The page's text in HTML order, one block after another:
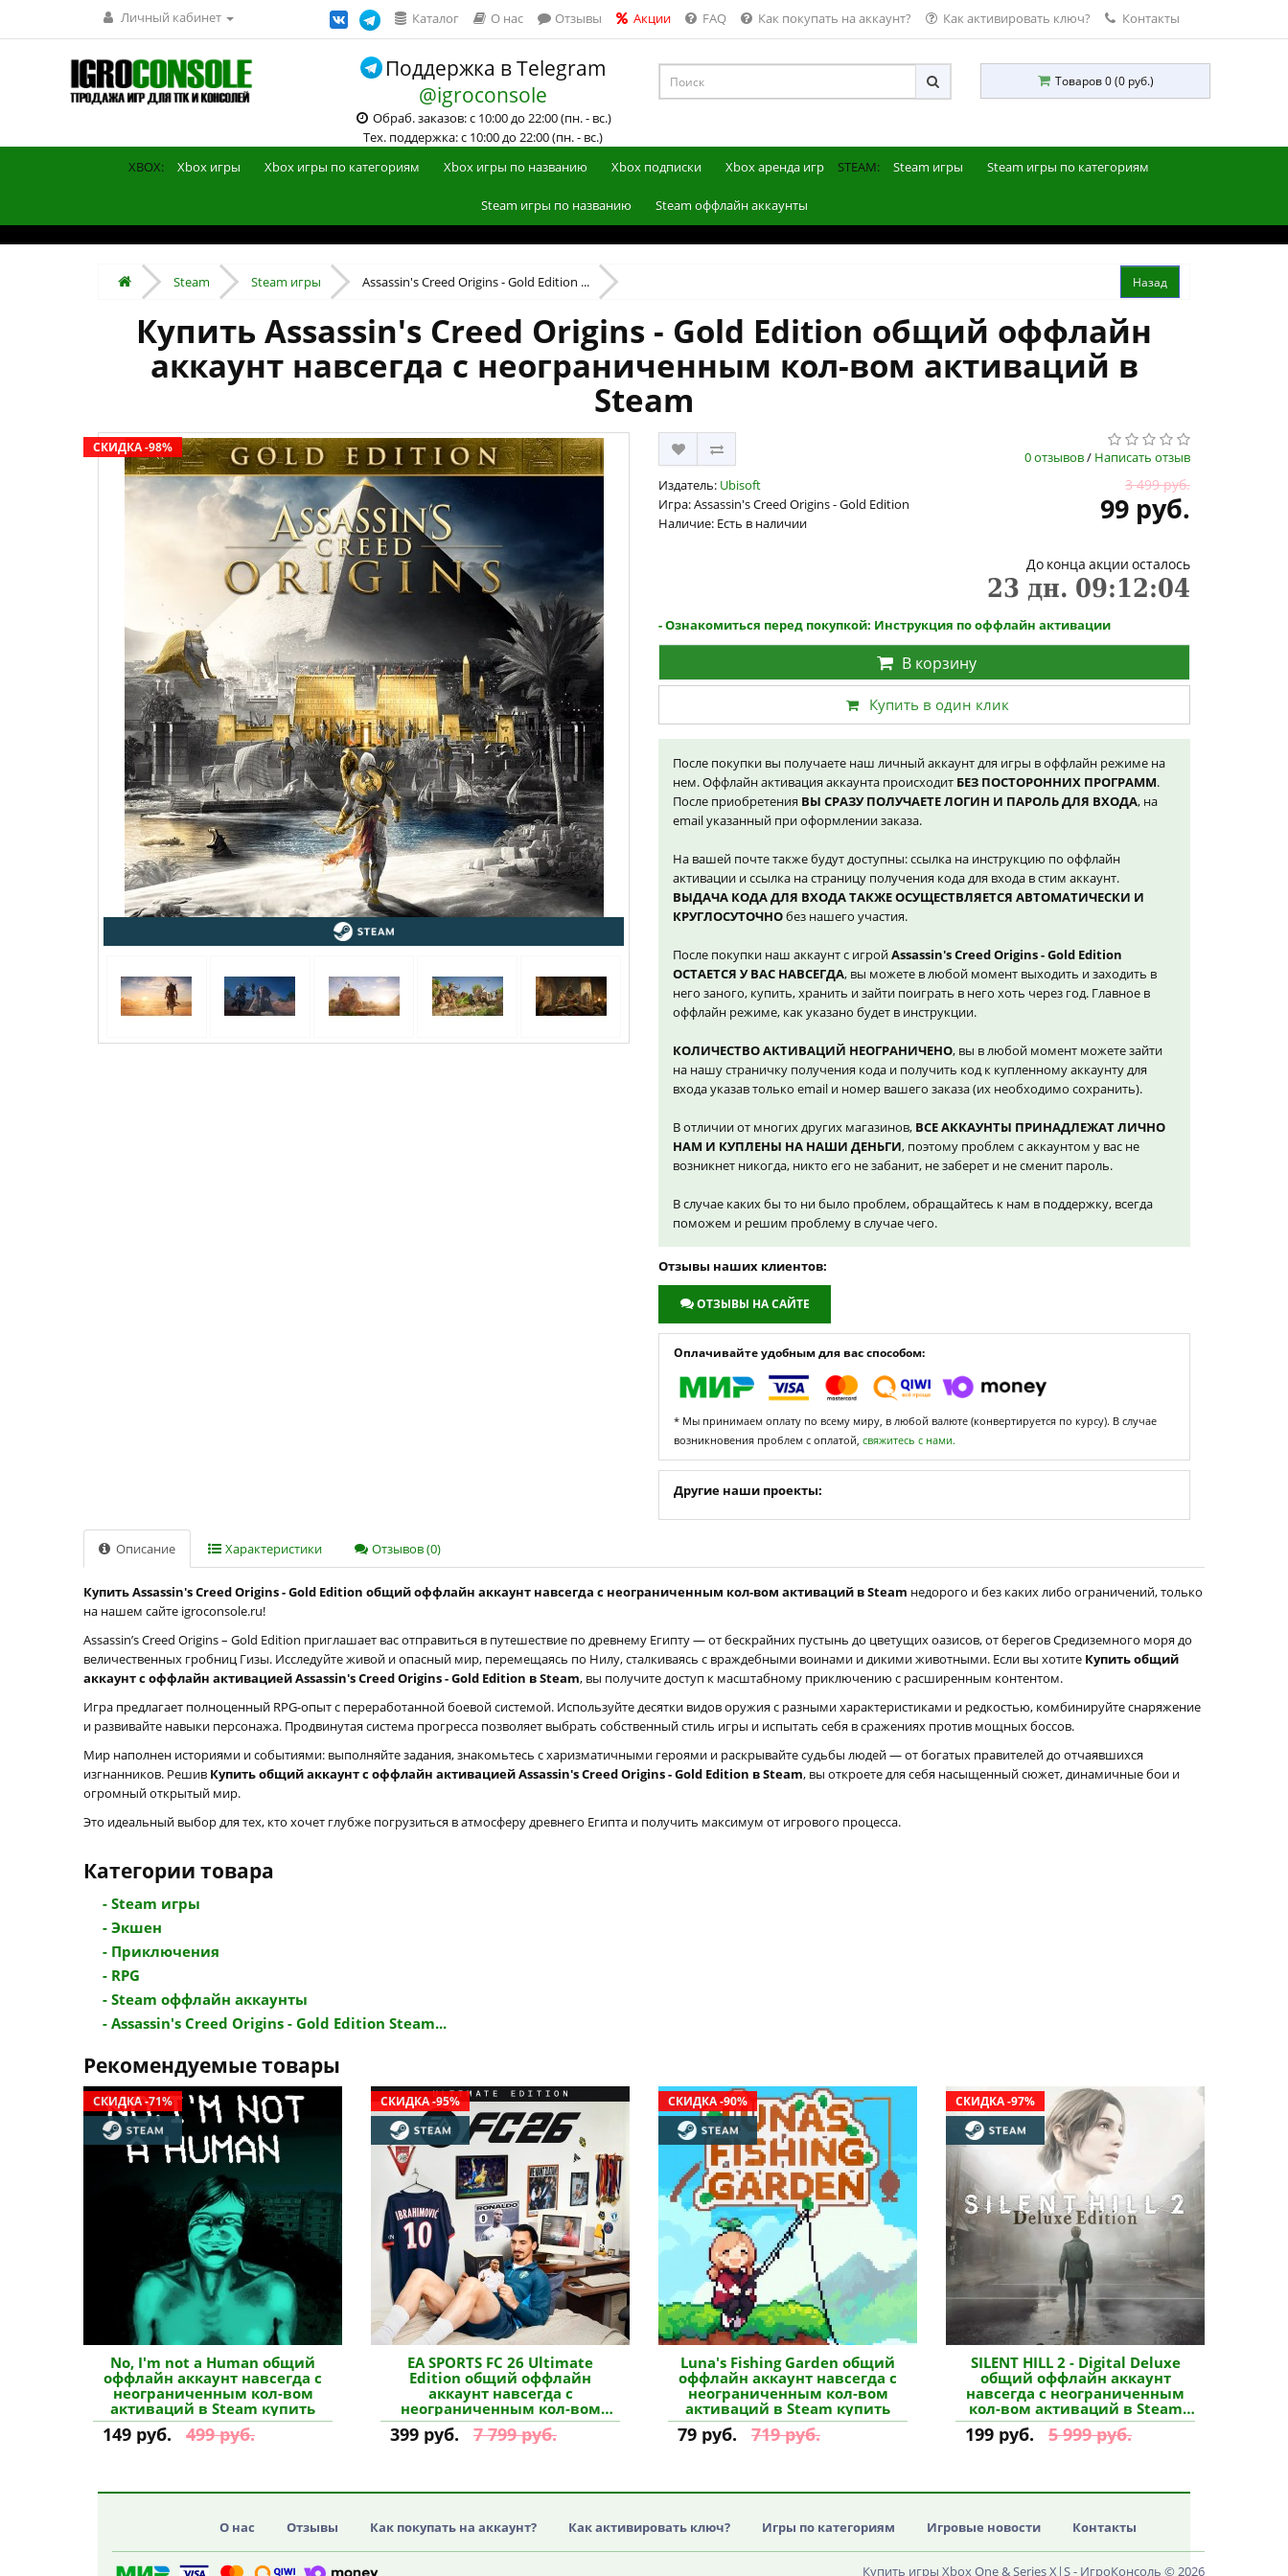
Личный кабинет Каталог О нас Отзывы Акции FAQ Как покупать на аккаунт? Как активировать ключ? Контакты
Поддержка в Telegram
@igroconsole
Обраб. заказов: с 10:00 до 22:00 (пн. - вс.)
Тех. поддержка: с 10:00 до 22:00 (пн. - вс.)
Товаров 0 (0 руб.)
XBOX: Xbox игры Xbox игры по категориям Xbox игры по названию Xbox подписки Xbox аренда игр STEAM: Steam игры Steam игры по категориям
Steam игры по названию Steam оффлайн аккаунты
Steam Steam игры Assassin's Creed Origins - Gold Edition ...
Купить Assassin's Creed Origins - Gold Edition общий оффлайн
аккаунт навсегда с неограниченным кол-вом активаций в
Steam
СКИДКА -98%
0 отзывов/ Написать отзыв
Издатель: Ubisoft
Игра: Assassin's Creed Origins - Gold Edition
Наличие: Есть в наличии
3 499 руб.
99 руб.
До конца акции осталось
23 дн. 09:12:04
- Ознакомиться перед покупкой: Инструкция по оффлайн активации
В корзину
Купить в один клик
После покупки вы получаете наш личный аккаунт для игры в оффлайн режиме на
нем. Оффлайн активация аккаунта происходит БЕЗ ПОСТОРОННИХ ПРОГРАММ.
После приобретения ВЫ СРАЗУ ПОЛУЧАЕТЕ ЛОГИН И ПАРОЛЬ ДЛЯ ВХОДА, на
email указанный при оформлении заказа.
На вашей почте также будут доступны: ссылка на инструкцию по оффлайн
активации и ссылка на страницу получения кода для входа в стим аккаунт.
ВЫДАЧА КОДА ДЛЯ ВХОДА ТАКЖЕ ОСУЩЕСТВЛЯЕТСЯ АВТОМАТИЧЕСКИ И
КРУГЛОСУТОЧНОбез нашего участия.
После покупки наш аккаунт с игройAssassin's Creed Origins - Gold Edition
ОСТАЕТСЯ У ВАС НАВСЕГДА, вы можете в любой момент выходить и заходить в
него заного, купить, хранить и зайти поиграть в него хоть через год. Главное в
оффлайн режиме, как указано будет в инструкции.
КОЛИЧЕСТВО АКТИВАЦИЙ НЕОГРАНИЧЕНО, вы в любой момент можете зайти
на нашу страничку получения кода и получить код к купленному аккаунту для
входа указав только email и номер вашего заказа (их необходимо сохранить).
В отличии от многих других магазинов, ВСЕ АККАУНТЫ ПРИНАДЛЕЖАТ ЛИЧНО
НАМ И КУПЛЕНЫ НА НАШИ ДЕНЬГИ, поэтому проблем с аккаунтом у вас не
возникнет никогда, никто его не забанит, не заберет и не сменит пароль.
В случае каких бы то ни было проблем, обращайтесь к нам в поддержку, всегда
поможем и решим проблему в случае чего.
Отзывы наших клиентов:
ОТЗЫВЫ НА САЙТЕ
Оплачивайте удобным для вас способом:
* Мы принимаем оплату по всему миру, в любой валюте (конвертируется по курсу). В случае
возникновения проблем с оплатой, свяжитесь с нами.
Другие наши проекты:
Описание Характеристики Отзывов (0)
Купить Assassin's Creed Origins - Gold Edition общий оффлайн аккаунт навсегда с неограниченным кол-вом активаций в Steam недорого и без каких либо ограничений, только
на нашем сайте igroconsole.ru!
Assassin’s Creed Origins – Gold Edition приглашает вас отправиться в путешествие по древнему Египту — от бескрайних пустынь до цветущих оазисов, от берегов Средиземного моря до
величественных гробниц Гизы. Исследуйте живой и опасный мир, перемещаясь по Нилу, сталкиваясь с враждебными воинами и дикими животными. Если вы хотите Купить общий
аккаунт с оффлайн активацией Assassin's Creed Origins - Gold Edition в Steam, вы получите доступ к масштабному приключению с расширенным контентом.
Игра предлагает полноценный RPG-опыт с переработанной боевой системой. Используйте десятки видов оружия с разными характеристиками и редкостью, комбинируйте снаряжение
и развивайте навыки персонажа. Продвинутая система прогресса позволяет выбрать собственный стиль игры и испытать себя в сражениях против мощных боссов.
Мир наполнен историями и событиями: выполняйте задания, знакомьтесь с харизматичными героями и раскрывайте судьбы людей — от богатых правителей до отчаявшихся
изгнанников. Решив Купить общий аккаунт с оффлайн активацией Assassin's Creed Origins - Gold Edition в Steam, вы откроете для себя насыщенный сюжет, динамичные бои и
огромный открытый мир.
Это идеальный выбор для тех, кто хочет глубже погрузиться в атмосферу древнего Египта и получить максимум от игрового процесса.
Категории товара
- Steam игры
- Экшен
- Приключения
- RPG
- Steam оффлайн аккаунты
- Assassin's Creed Origins - Gold Edition Steam...
Рекомендуемые товары
СКИДКА -71%
No, I'm not a Human общий
оффлайн аккаунт навсегда с
неограниченным кол-вом
активаций в Steam купить
149 руб. 499 руб.
СКИДКА -95%
EA SPORTS FC 26 Ultimate
Edition общий оффлайн
аккаунт навсегда с
неограниченным кол-вом
активаций в Steam купить
399 руб. 7 799 руб.
СКИДКА -90%
Luna's Fishing Garden общий
оффлайн аккаунт навсегда с
неограниченным кол-вом
активаций в Steam купить
79 руб. 719 руб.
СКИДКА -97%
SILENT HILL 2 - Digital Deluxe
общий оффлайн аккаунт
навсегда с неограниченным
кол-вом активаций в Steam
купить
199 руб. 5 999 руб.
О нас Отзывы Как покупать на аккаунт? Как активировать ключ? Игры по категориям Игровые новости Контакты
Купить игры Xbox One & Series X|S - ИгроКонсоль © 2026